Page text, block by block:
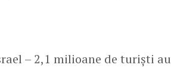
– 2,1 milioane de turiști au